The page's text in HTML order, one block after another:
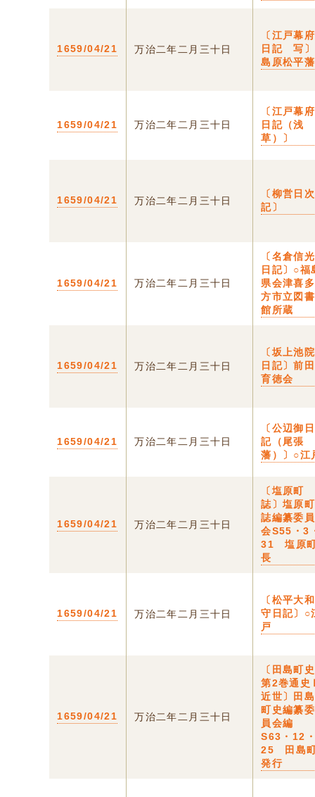
1659/04/21 万治二年二月三十日
〔江戸幕府
日記 写〕
島原松平藩
1659/04/21 万治二年二月三十日
〔江戸幕府
日記（浅
草）〕
1659/04/21 万治二年二月三十日
〔柳営日次
記〕
1659/04/21 万治二年二月三十日
〔名倉信光
日記〕○福
県会津喜多
方市立図書
館所蔵
1659/04/21 万治二年二月三十日
〔坂上池院
日記〕前田
育徳会
1659/04/21 万治二年二月三十日
〔公辺御日
記（尾張
藩）〕○江
1659/04/21 万治二年二月三十日
〔塩原町
誌〕塩原町
誌編纂委員
会S55・3
31 塩原
長
1659/04/21 万治二年二月三十日
〔松平大和
守日記〕○
戸
1659/04/21 万治二年二月三十日
〔田島町史
第2巻通
近世〕田島
町史編纂委
員会編
S63・12
25 田島
発行